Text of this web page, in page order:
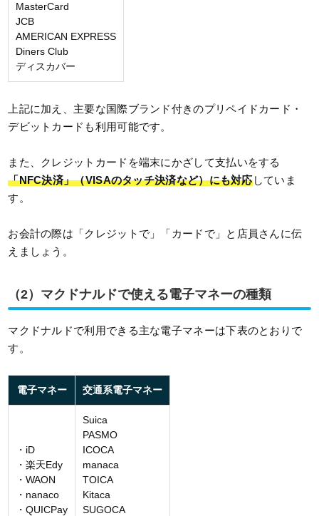
MasterCard
JCB
AMERICAN EXPRESS
Diners Club
ディスカバー
上記に加え、主要な国際ブランド付きのプリペイドカード・
デビットカードも利用可能です。
また、クレジットカードを端末にかざして支払いをする
「NFC決済」（VISAのタッチ決済など）にも対応していま
す。
お会計の際は「クレジットで」「カードで」と店員さんに伝
えましょう。
（2）マクドナルドで使える電子マネーの種類
マクドナルドで利用できる主な電子マネーは下表のとおりで
す。
電子マネー 交通系電子マネー
・iD
・楽天Edy
・WAON
・nanaco
・QUICPay
Suica
PASMO
ICOCA
manaca
TOICA
Kitaca
SUGOCA